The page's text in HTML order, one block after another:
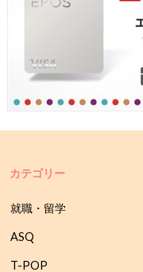
カテゴリー
就職・留学
ASQ
T-POP